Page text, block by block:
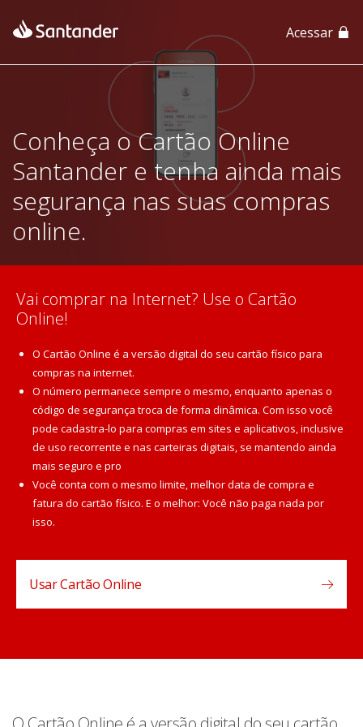
App Santander
App Santander Empresas
Acessar
Conheça o Cartão Online
Santander e tenha ainda mais
segurança nas suas compras
online.
Vai comprar na Internet? Use o Cartão
Online!
O Cartão Online é a versão digital do seu cartão físico para
compras na internet.
O número permanece sempre o mesmo, enquanto apenas o
código de segurança troca de forma dinâmica. Com isso você
pode cadastra-lo para compras em sites e aplicativos, inclusive
de uso recorrente e nas carteiras digitais, se mantendo ainda
mais seguro e pro
Você conta com o mesmo limite, melhor data de compra e
fatura do cartão físico. E o melhor: Você não paga nada por
isso.
Usar Cartão Online